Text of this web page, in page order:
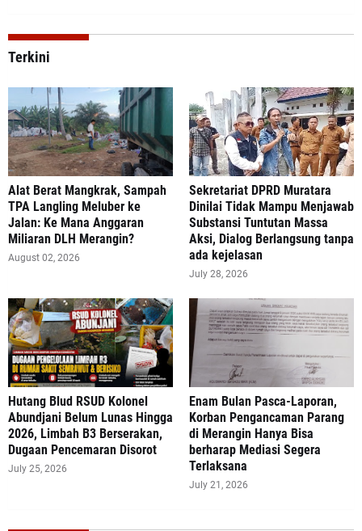
Terkini
Alat Berat Mangkrak, Sampah
TPA Langling Meluber ke
Jalan: Ke Mana Anggaran
Miliaran DLH Merangin?
August 02, 2026
Sekretariat DPRD Muratara
Dinilai Tidak Mampu Menjawab
Substansi Tuntutan Massa
Aksi, Dialog Berlangsung tanpa
ada kejelasan
July 28, 2026
‎Hutang Blud RSUD Kolonel
Abundjani Belum Lunas Hingga
2026, Limbah B3 Berserakan,
Dugaan Pencemaran Disorot
July 25, 2026
Enam Bulan Pasca-Laporan,
Korban Pengancaman Parang
di Merangin Hanya Bisa
berharap Mediasi Segera
Terlaksana
July 21, 2026